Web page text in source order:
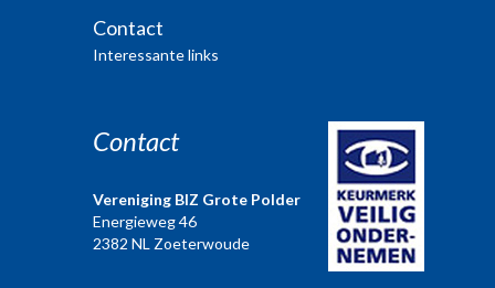
Contact
Interessante links
Contact
Vereniging BIZ Grote Polder
Energieweg 46
2382 NL Zoeterwoude